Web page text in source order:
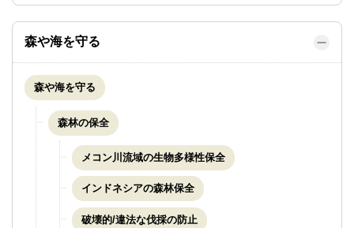
森や海を守る
森や海を守る
森林の保全
メコン川流域の生物多様性保全
インドネシアの森林保全
破壊的/違法な伐採の防止